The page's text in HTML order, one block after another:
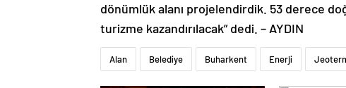
dönümlük alanı projelendirdik. 53 derece
turizme kazandırılacak” dedi. – AYDIN
Alan Belediye Buharkent Enerji